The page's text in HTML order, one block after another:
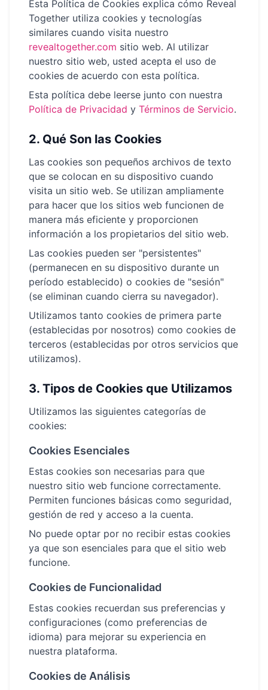
Iniciar Sesión
Comenzar
🇺🇸EN 🇫🇷FR 🇪🇸ES
Esta Política de Cookies explica cómo Reveal
Together utiliza cookies y tecnologías
similares cuando visita nuestro
revealtogether.com sitio web. Al utilizar
nuestro sitio web, usted acepta el uso de
cookies de acuerdo con esta política.
Esta política debe leerse junto con nuestra
Política de Privacidad y Términos de Servicio.
2. Qué Son las Cookies
Las cookies son pequeños archivos de texto
que se colocan en su dispositivo cuando
visita un sitio web. Se utilizan ampliamente
para hacer que los sitios web funcionen de
manera más eficiente y proporcionen
información a los propietarios del sitio web.
Las cookies pueden ser "persistentes"
(permanecen en su dispositivo durante un
período establecido) o cookies de "sesión"
(se eliminan cuando cierra su navegador).
Utilizamos tanto cookies de primera parte
(establecidas por nosotros) como cookies de
terceros (establecidas por otros servicios que
utilizamos).
3. Tipos de Cookies que Utilizamos
Utilizamos las siguientes categorías de
cookies:
Cookies Esenciales
Estas cookies son necesarias para que
nuestro sitio web funcione correctamente.
Permiten funciones básicas como seguridad,
gestión de red y acceso a la cuenta.
No puede optar por no recibir estas cookies
ya que son esenciales para que el sitio web
funcione.
Cookies de Funcionalidad
Estas cookies recuerdan sus preferencias y
configuraciones (como preferencias de
idioma) para mejorar su experiencia en
nuestra plataforma.
Cookies de Análisis